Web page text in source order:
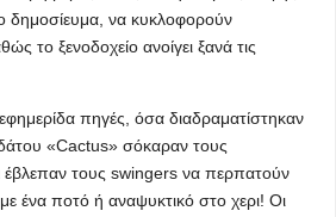
δημοσίευμα, να κυκλοφορούν
το ξενοδοχείο ανοίγει ξανά τις
πηγές, όσα διαδραματίστηκαν
«Cactus» σόκαραν τους
έβλεπαν τους swingers να περπατούν
ένα ποτό ή αναψυκτικό στο χερι! Οι